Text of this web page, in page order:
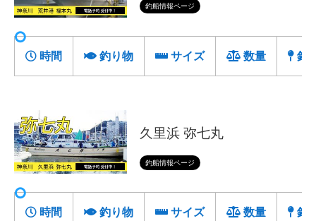
釣船情報ページ
時間 釣り物 サイズ 数量 釣
久里浜 弥七丸
釣船情報ページ
時間 釣り物 サイズ 数量 釣